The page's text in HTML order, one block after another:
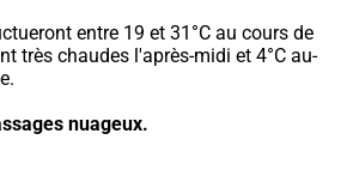
entre 19 et 31°C au cours de
très chaudes l'après-midi et 4°C au-
nuageux.